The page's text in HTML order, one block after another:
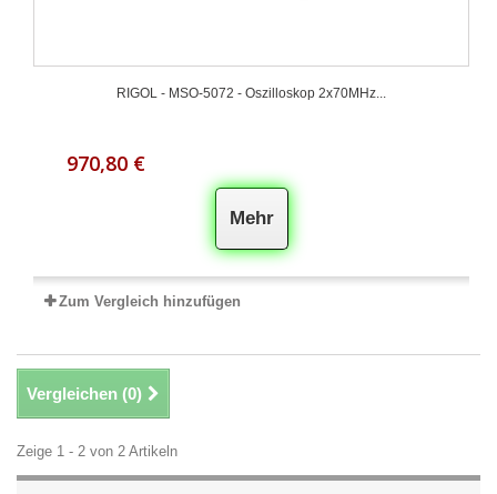
RIGOL - MSO-5072 - Oszilloskop 2x70MHz...
970,80 €
Mehr
Zum Vergleich hinzufügen
Vergleichen (0)
Zeige 1 - 2 von 2 Artikeln